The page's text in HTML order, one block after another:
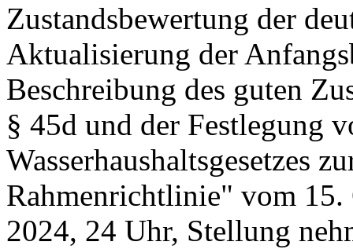
Zustandsbewertung der
Aktualisierung der
Beschreibung des guten
§ 45d und der Festlegung
Wasserhaushaltsgesetzes
Rahmenrichtlinie" vom
2024, 24 Uhr, Stellung